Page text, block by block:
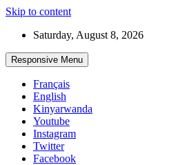
Skip to content
Saturday, August 8, 2026
Responsive Menu
Français
English
Kinyarwanda
Youtube
Instagram
Twitter
Facebook